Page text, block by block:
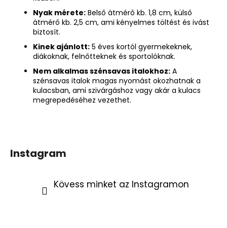
Nyak mérete: Belső átmérő kb. 1,8 cm, külső
átmérő kb. 2,5 cm, ami kényelmes töltést és ivást
biztosít.
Kinek ajánlott: 5 éves kortól gyermekeknek,
diákoknak, felnőtteknek és sportolóknak.
Nem alkalmas szénsavas italokhoz: A
szénsavas italok magas nyomást okozhatnak a
kulacsban, ami szivárgáshoz vagy akár a kulacs
megrepedéséhez vezethet.
Instagram
Kövess minket az Instagramon